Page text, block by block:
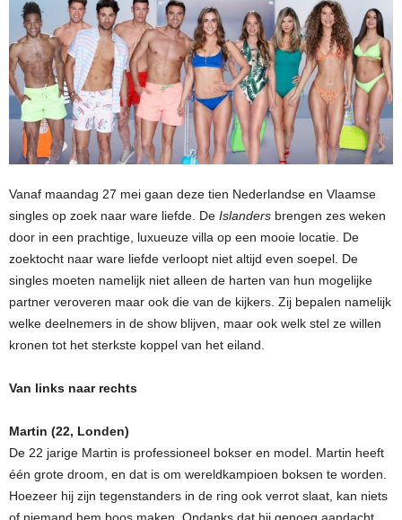
Vanaf maandag 27 mei gaan deze tien Nederlandse en Vlaamse
singles op zoek naar ware liefde. De Islanders brengen zes weken
door in een prachtige, luxueuze villa op een mooie locatie. De
zoektocht naar ware liefde verloopt niet altijd even soepel. De
singles moeten namelijk niet alleen de harten van hun mogelijke
partner veroveren maar ook die van de kijkers. Zij bepalen namelijk
welke deelnemers in de show blijven, maar ook welk stel ze willen
kronen tot het sterkste koppel van het eiland.
Van links naar rechts
Martin (22, Londen)
De 22 jarige Martin is professioneel bokser en model. Martin heeft
één grote droom, en dat is om wereldkampioen boksen te worden.
Hoezeer hij zijn tegenstanders in de ring ook verrot slaat, kan niets
of niemand hem boos maken. Ondanks dat hij genoeg aandacht